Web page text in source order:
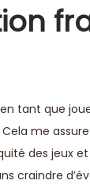
tant que
me
des jeux
craindre